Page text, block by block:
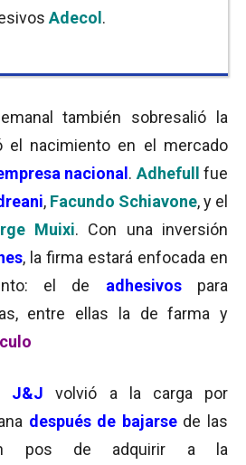
Adecol .
también sobresalió la
el nacimiento en el mercado
nacional . Adhefull
fue
, Facundo Schiavone, y el
Muixi. Con una inversión
, la firma estará enfocada en
el de adhesivospara
entre ellas la de farma y
J&J
volvió a la carga por
después de bajarse de las
en pos de adquirir a la